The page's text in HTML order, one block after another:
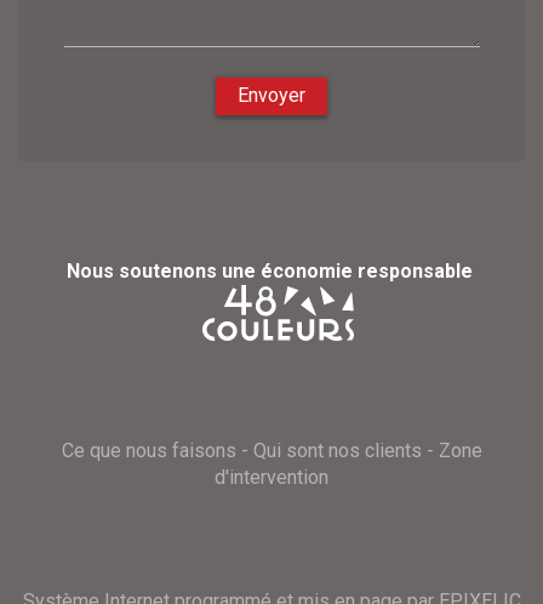
Envoyer
Nous soutenons une économie responsable
Ce que nous faisons - Qui sont nos clients - Zone
d'intervention